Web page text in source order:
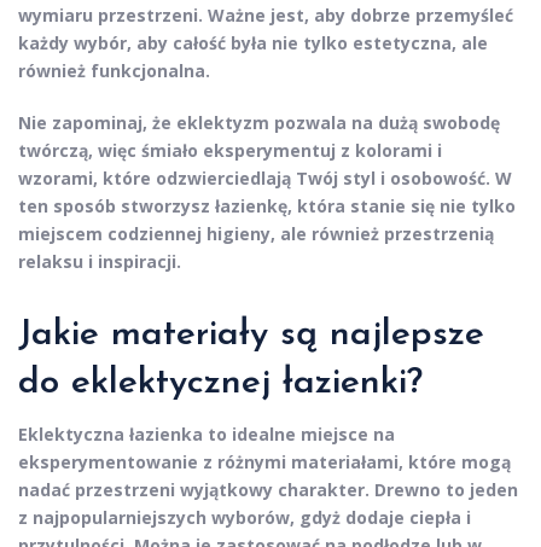
wymiaru przestrzeni. Ważne jest, aby dobrze przemyśleć
każdy wybór, aby całość była nie tylko estetyczna, ale
również funkcjonalna.
Nie zapominaj, że eklektyzm pozwala na dużą swobodę
twórczą, więc śmiało eksperymentuj z kolorami i
wzorami, które odzwierciedlają Twój styl i osobowość. W
ten sposób stworzysz łazienkę, która stanie się nie tylko
miejscem codziennej higieny, ale również przestrzenią
relaksu i inspiracji.
Jakie materiały są najlepsze
do eklektycznej łazienki?
Eklektyczna łazienka to idealne miejsce na
eksperymentowanie z różnymi materiałami, które mogą
nadać przestrzeni wyjątkowy charakter. Drewno to jeden
z najpopularniejszych wyborów, gdyż dodaje ciepła i